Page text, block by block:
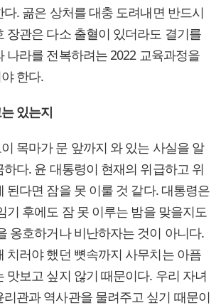
. 곪은 상처를 대충 도려내면 반드시
장관은 다소 출혈이 있더라도 결기를
나라를 전복하려는 2022 교육과정을
한다.
있는지
목마가 문 앞까지 와 있는 사실을 알
다. 윤 대통령이 현재의 위급하고 위
된다면 잠을 못 이룰 것 같다. 대통령은
기 후에도 잠 못 이루는 밤을 맞을지도
옹호하거나 비난하자는 것이 아니다.
치러야 했던 뼛속까지 사무치는 아픔
맛보고 싶지 않기 때문이다. 우리 자녀
관과 역사관을 물려주고 싶기 때문이